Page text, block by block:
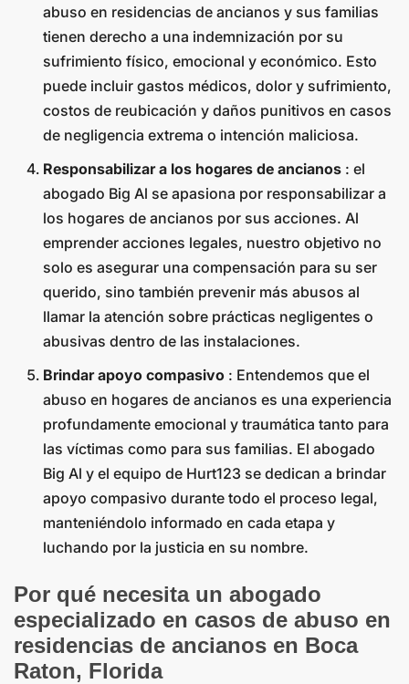
abuso en residencias de ancianos y sus familias
tienen derecho a una indemnización por su
sufrimiento físico, emocional y económico. Esto
puede incluir gastos médicos, dolor y sufrimiento,
costos de reubicación y daños punitivos en casos
de negligencia extrema o intención maliciosa.
Responsabilizar a los hogares de ancianos : el
abogado Big Al se apasiona por responsabilizar a
los hogares de ancianos por sus acciones. Al
emprender acciones legales, nuestro objetivo no
solo es asegurar una compensación para su ser
querido, sino también prevenir más abusos al
llamar la atención sobre prácticas negligentes o
abusivas dentro de las instalaciones.
Brindar apoyo compasivo : Entendemos que el
abuso en hogares de ancianos es una experiencia
profundamente emocional y traumática tanto para
las víctimas como para sus familias. El abogado
Big Al y el equipo de Hurt123 se dedican a brindar
apoyo compasivo durante todo el proceso legal,
manteniéndolo informado en cada etapa y
luchando por la justicia en su nombre.
Por qué necesita un abogado
especializado en casos de abuso en
residencias de ancianos en Boca
Raton, Florida